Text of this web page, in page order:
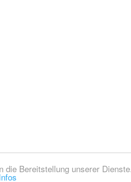
die Bereitstellung unserer